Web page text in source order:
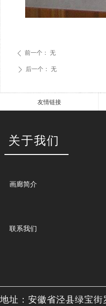
ꄴ 前一个： 无
ꄲ 后一个： 无
关于我们
画廊简介
联系我们
地址：安徽省泾县绿宝
友情链接